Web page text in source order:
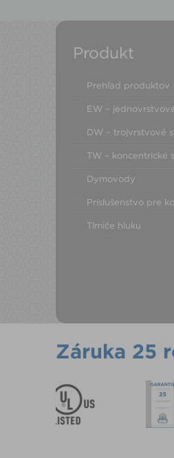
Produkt
Prehľad produktov
EW –
DW – trojvrstvové
TW – koncentrické
Dymovody
Príslušenstvo pre
Tlmiče hluku
Záruka 25